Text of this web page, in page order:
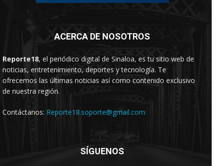
ACERCA DE NOSOTROS
Reporte18, el periódico digital de Sinaloa, es tu sitio web de
noticias, entretenimiento, deportes y tecnología. Te
ofrecemos las últimas noticias así como contenido exclusivo
de nuestra región.
Contáctanos: Reporte18.soporte@gmail.com
SÍGUENOS